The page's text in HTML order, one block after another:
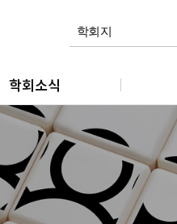
학회소식
공지사항
학회활동
관련소식
개인회원동정